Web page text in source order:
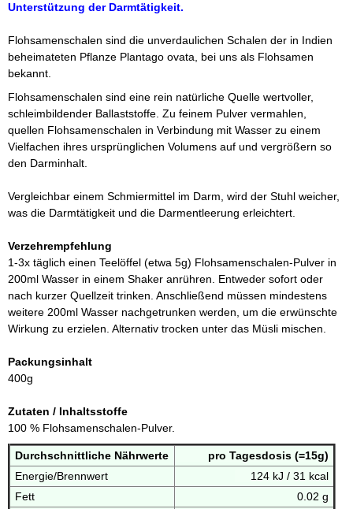
Unterstützung der Darmtätigkeit.
Flohsamenschalen sind die unverdaulichen Schalen der in Indien
beheimateten Pflanze Plantago ovata, bei uns als Flohsamen
bekannt.
Flohsamenschalen sind eine rein natürliche Quelle wertvoller,
schleimbildender Ballaststoffe. Zu feinem Pulver vermahlen,
quellen Flohsamenschalen in Verbindung mit Wasser zu einem
Vielfachen ihres ursprünglichen Volumens auf und vergrößern so
den Darminhalt.
Vergleichbar einem Schmiermittel im Darm, wird der Stuhl weicher,
was die Darmtätigkeit und die Darmentleerung erleichtert.
Verzehrempfehlung
1-3x täglich einen Teelöffel (etwa 5g) Flohsamenschalen-Pulver in
200ml Wasser in einem Shaker anrühren. Entweder sofort oder
nach kurzer Quellzeit trinken. Anschließend müssen mindestens
weitere 200ml Wasser nachgetrunken werden, um die erwünschte
Wirkung zu erzielen. Alternativ trocken unter das Müsli mischen.
Packungsinhalt
400g
Zutaten / Inhaltsstoffe
100 % Flohsamenschalen-Pulver.
Durchschnittliche Nährwerte
pro Tagesdosis (=15g)
Energie/Brennwert
124 kJ / 31 kcal
Fett
0.02 g